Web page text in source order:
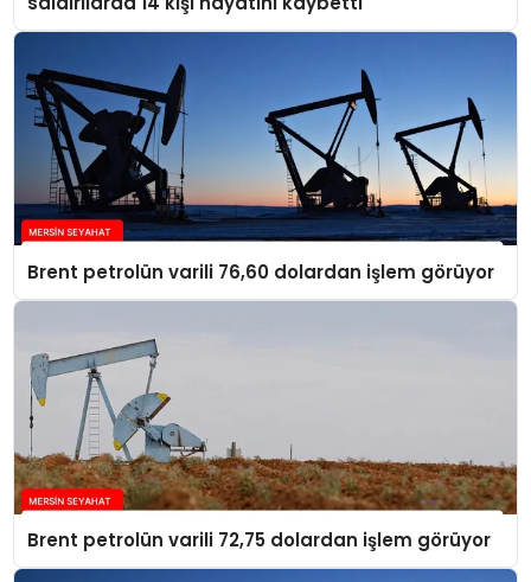
Brent petrolün varili 76,60 dolardan işlem görüyor
Brent petrolün varili 72,75 dolardan işlem görüyor